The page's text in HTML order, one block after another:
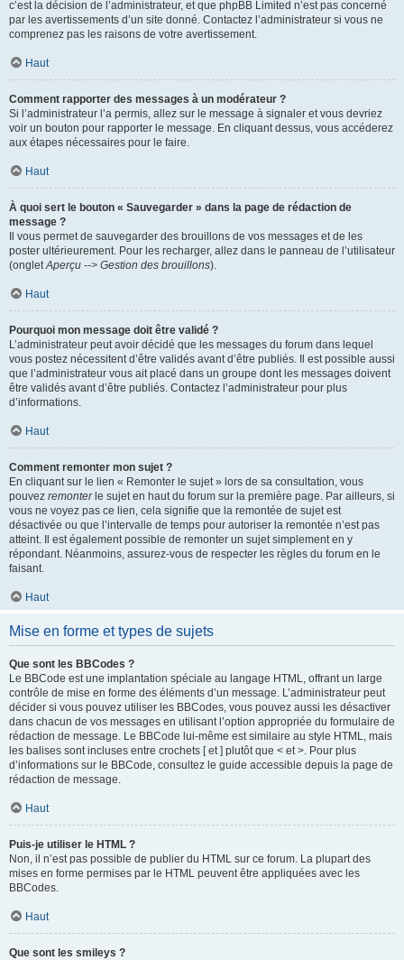
c’est la décision de l’administrateur, et que phpBB Limited n’est pas concerné
par les avertissements d’un site donné. Contactez l’administrateur si vous ne
comprenez pas les raisons de votre avertissement.
Haut
Comment rapporter des messages à un modérateur ?
Si l’administrateur l’a permis, allez sur le message à signaler et vous devriez
voir un bouton pour rapporter le message. En cliquant dessus, vous accéderez
aux étapes nécessaires pour le faire.
Haut
À quoi sert le bouton « Sauvegarder » dans la page de rédaction de
message ?
Il vous permet de sauvegarder des brouillons de vos messages et de les
poster ultérieurement. Pour les recharger, allez dans le panneau de l’utilisateur
(ongletAperçu --> Gestion des brouillons).
Haut
Pourquoi mon message doit être validé ?
L’administrateur peut avoir décidé que les messages du forum dans lequel
vous postez nécessitent d’être validés avant d’être publiés. Il est possible aussi
que l’administrateur vous ait placé dans un groupe dont les messages doivent
être validés avant d’être publiés. Contactez l’administrateur pour plus
d’informations.
Haut
Comment remonter mon sujet ?
En cliquant sur le lien « Remonter le sujet » lors de sa consultation, vous
pouvez remonterle sujet en haut du forum sur la première page. Par ailleurs, si
vous ne voyez pas ce lien, cela signifie que la remontée de sujet est
désactivée ou que l’intervalle de temps pour autoriser la remontée n’est pas
atteint. Il est également possible de remonter un sujet simplement en y
répondant. Néanmoins, assurez-vous de respecter les règles du forum en le
faisant.
Haut
Mise en forme et types de sujets
Que sont les BBCodes ?
Le BBCode est une implantation spéciale au langage HTML, offrant un large
contrôle de mise en forme des éléments d’un message. L’administrateur peut
décider si vous pouvez utiliser les BBCodes, vous pouvez aussi les désactiver
dans chacun de vos messages en utilisant l’option appropriée du formulaire de
rédaction de message. Le BBCode lui-même est similaire au style HTML, mais
les balises sont incluses entre crochets [ et ] plutôt que < et >. Pour plus
d’informations sur le BBCode, consultez le guide accessible depuis la page de
rédaction de message.
Haut
Puis-je utiliser le HTML ?
Non, il n’est pas possible de publier du HTML sur ce forum. La plupart des
mises en forme permises par le HTML peuvent être appliquées avec les
BBCodes.
Haut
Que sont les smileys ?